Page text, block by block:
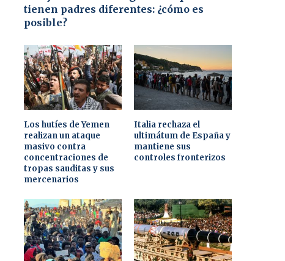
tienen padres diferentes: ¿cómo es
posible?
Los hutíes de Yemen
realizan un ataque
masivo contra
concentraciones de
tropas sauditas y sus
mercenarios
Italia rechaza el
ultimátum de España y
mantiene sus
controles fronterizos